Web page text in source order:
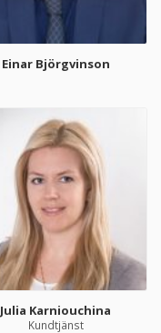
Einar Björgvinson
Julia Karniouchina
Kundtjänst